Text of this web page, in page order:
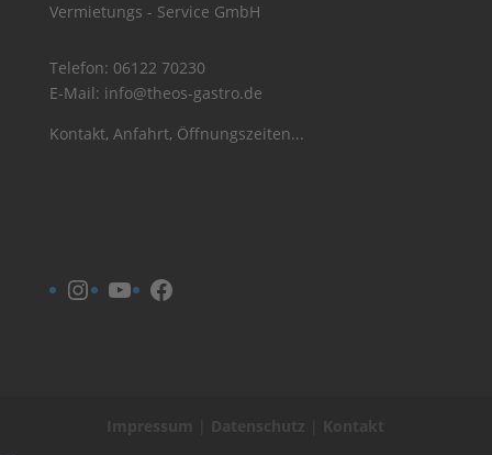
Vermietungs - Service GmbH
Telefon: 06122 70230
E-Mail: info@theos-gastro.de
Kontakt, Anfahrt, Öffnungszeiten...
Instagram
YouTubeFacebook
Impressum Datenschutz Kontakt